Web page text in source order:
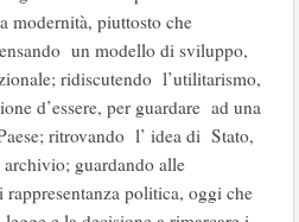
modernità, piuttosto che
un modello di sviluppo,
ridiscutendo l’utilitarismo,
d’essere, per guardare ad una
ritrovando l’ idea di Stato,
guardando alle
politica, oggi che